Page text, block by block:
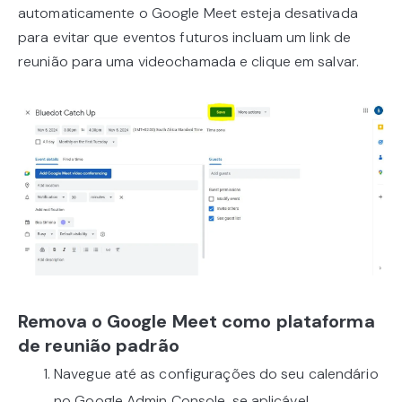
automaticamente o Google Meet esteja desativada
para evitar que eventos futuros incluam um link de
reunião para uma videochamada e clique em salvar.
Remova o Google Meet como plataforma
de reunião padrão
Navegue até as configurações do seu calendário